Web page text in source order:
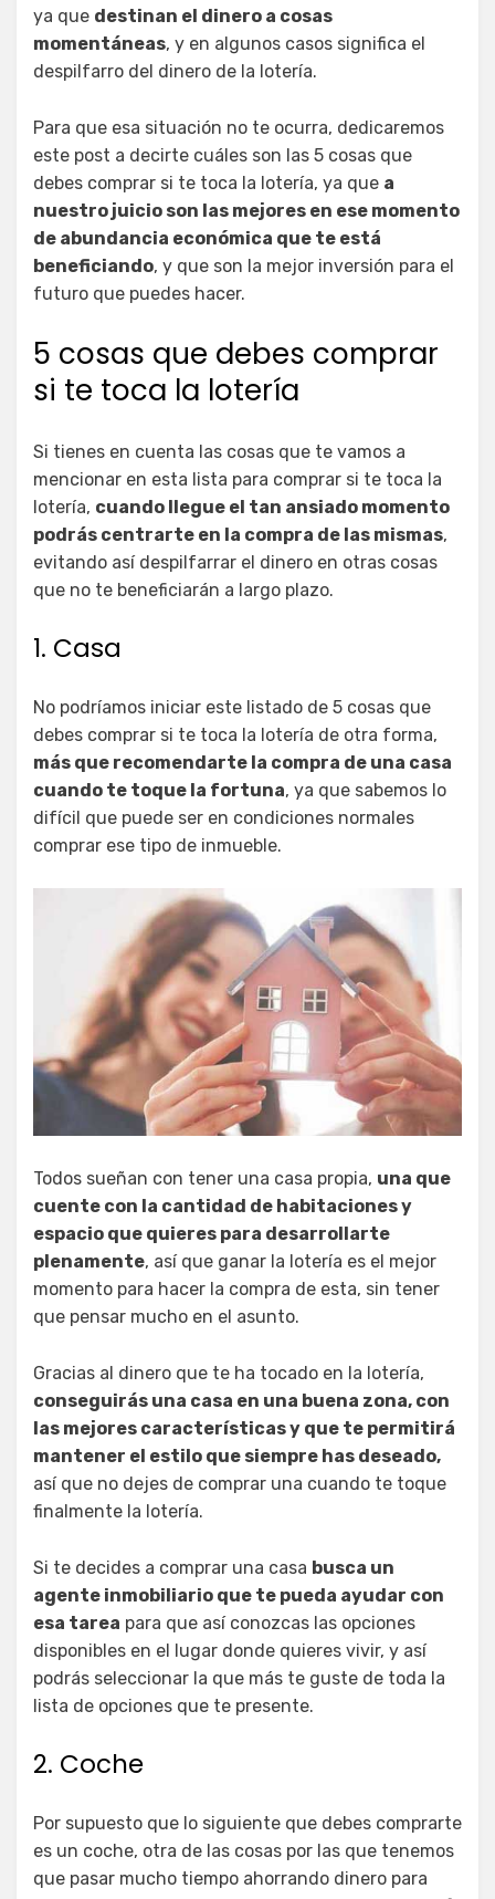
ya que destinan el dinero a cosas
momentáneas, y en algunos casos significa el
despilfarro del dinero de la lotería.
Para que esa situación no te ocurra, dedicaremos
este post a decirte cuáles son las 5 cosas que
debes comprar si te toca la lotería, ya que a
nuestro juicio son las mejores en ese momento
de abundancia económica que te está
beneficiando, y que son la mejor inversión para el
futuro que puedes hacer.
5 cosas que debes comprar
si te toca la lotería
Si tienes en cuenta las cosas que te vamos a
mencionar en esta lista para comprar si te toca la
lotería, cuando llegue el tan ansiado momento
podrás centrarte en la compra de las mismas,
evitando así despilfarrar el dinero en otras cosas
que no te beneficiarán a largo plazo.
1. Casa
No podríamos iniciar este listado de 5 cosas que
debes comprar si te toca la lotería de otra forma,
más que recomendarte la compra de una casa
cuando te toque la fortuna, ya que sabemos lo
difícil que puede ser en condiciones normales
comprar ese tipo de inmueble.
Todos sueñan con tener una casa propia, una que
cuente con la cantidad de habitaciones y
espacio que quieres para desarrollarte
plenamente, así que ganar la lotería es el mejor
momento para hacer la compra de esta, sin tener
que pensar mucho en el asunto.
Gracias al dinero que te ha tocado en la lotería,
conseguirás una casa en una buena zona, con
las mejores características y que te permitirá
mantener el estilo que siempre has deseado,
así que no dejes de comprar una cuando te toque
finalmente la lotería.
Si te decides a comprar una casa busca un
agente inmobiliario que te pueda ayudar con
esa tarea para que así conozcas las opciones
disponibles en el lugar donde quieres vivir, y así
podrás seleccionar la que más te guste de toda la
lista de opciones que te presente.
2. Coche
Por supuesto que lo siguiente que debes comprarte
es un coche, otra de las cosas por las que tenemos
que pasar mucho tiempo ahorrando dinero para